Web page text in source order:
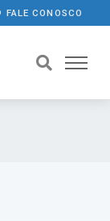
FALE CONOSCO